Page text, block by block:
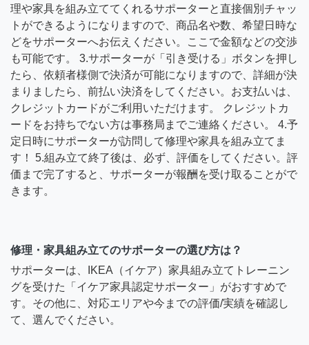
理や家具を組み立ててくれるサポーターと直接個別チャッ
トができるようになりますので、商品名や数、希望日時な
どをサポーターへお伝えください。ここで金額などの交渉
も可能です。 3.サポーターが「引き受ける」ボタンを押し
たら、依頼者様側で決済が可能になりますので、詳細が決
まりましたら、前払い決済をしてください。お支払いは、
クレジットカードがご利用いただけます。 クレジットカ
ードをお持ちでない方は事務局までご連絡ください。 4.予
定日時にサポーターが訪問して修理や家具を組み立てま
す！ 5.組み立て終了後は、必ず、評価をしてください。評
価まで完了すると、サポーターが報酬を受け取ることがで
きます。
修理・家具組み立てのサポーターの選び方は？
サポーターは、IKEA（イケア）家具組み立てトレーニン
グを受けた「イケア家具認定サポーター」がおすすめで
す。その他に、対応エリアや今までの評価/実績を確認し
て、選んでください。